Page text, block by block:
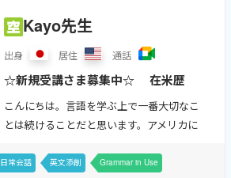
Kayo先生
出身 居住 通話
☆新規受講さま募集中☆ 在米歴
20年以上、米国大学卒。 伝わる
発音、自然な表現を一緒に目指しま
こんにちは。言語を学ぶ上で一番大切なこ
とは続けることだと思います。アメリカに
ぶことがあります。海外生活が長いとは言
日常会話 英文添削 Grammar in Use